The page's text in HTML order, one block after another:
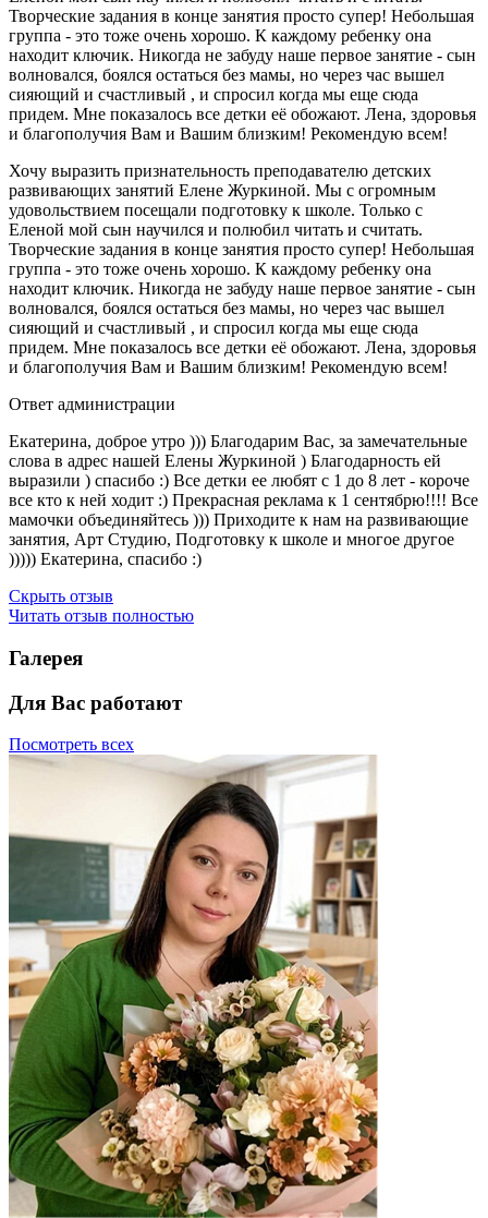
Творческие задания в конце занятия просто супер! Небольшая
группа - это тоже очень хорошо. К каждому ребенку она
находит ключик. Никогда не забуду наше первое занятие - сын
волновался, боялся остаться без мамы, но через час вышел
сияющий и счастливый , и спросил когда мы еще сюда
придем. Мне показалось все детки её обожают. Лена, здоровья
и благополучия Вам и Вашим близким! Рекомендую всем!
Хочу выразить признательность преподавателю детских
развивающих занятий Елене Журкиной. Мы с огромным
удовольствием посещали подготовку к школе. Только с
Еленой мой сын научился и полюбил читать и считать.
Творческие задания в конце занятия просто супер! Небольшая
группа - это тоже очень хорошо. К каждому ребенку она
находит ключик. Никогда не забуду наше первое занятие - сын
волновался, боялся остаться без мамы, но через час вышел
сияющий и счастливый , и спросил когда мы еще сюда
придем. Мне показалось все детки её обожают. Лена, здоровья
и благополучия Вам и Вашим близким! Рекомендую всем!
Ответ администрации
Екатерина, доброе утро ))) Благодарим Вас, за замечательные
слова в адрес нашей Елены Журкиной ) Благодарность ей
выразили ) спасибо :) Все детки ее любят с 1 до 8 лет - короче
все кто к ней ходит :) Прекрасная реклама к 1 сентябрю!!!! Все
мамочки объединяйтесь ))) Приходите к нам на развивающие
занятия, Арт Студию, Подготовку к школе и многое другое
))))) Екатерина, спасибо :)
Скрыть отзыв
Читать отзыв полностью
Галерея
Для Вас работают
Посмотреть всех